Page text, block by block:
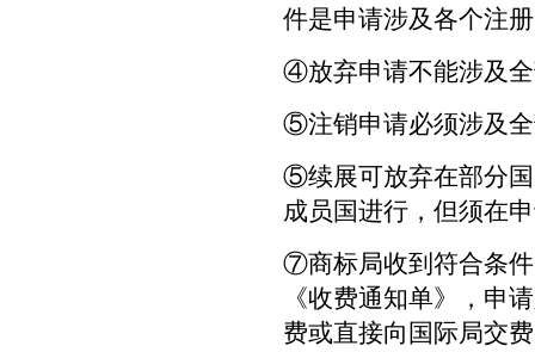
件是申请涉及各个注
④放弃申请不能涉及
⑤注销申请必须涉及
⑤续展可放弃在部分
成员国进行，但须在
⑦商标局收到符合条
《收费通知单》，申
费或直接向国际局交